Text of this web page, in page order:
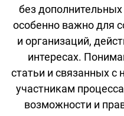
без
особенно важно для
и организаций,
интересах.
статьи и связанных
участникам
возможности и